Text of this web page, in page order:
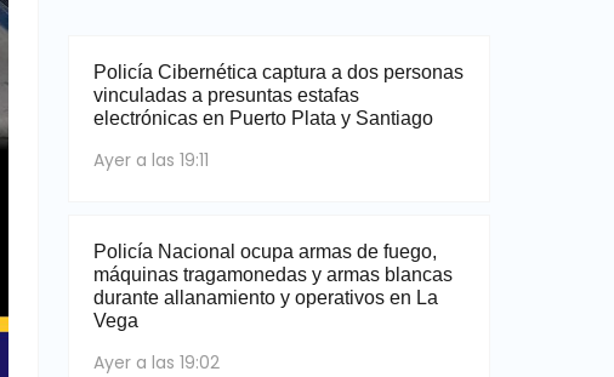
Policía Cibernética captura a dos personas
vinculadas a presuntas estafas
electrónicas en Puerto Plata y Santiago
Ayer a las 19:11
Policía Nacional ocupa armas de fuego,
máquinas tragamonedas y armas blancas
durante allanamiento y operativos en La
Vega
Ayer a las 19:02